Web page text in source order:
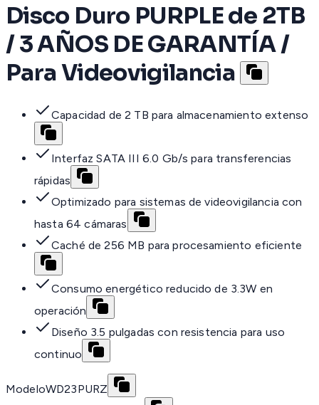
Disco Duro PURPLE de 2TB
/ 3 AÑOS DE GARANTÍA /
Para Videovigilancia
Capacidad de 2 TB para almacenamiento extenso
Interfaz SATA III 6.0 Gb/s para transferencias
rápidas
Optimizado para sistemas de videovigilancia con
hasta 64 cámaras
Caché de 256 MB para procesamiento eficiente
Consumo energético reducido de 3.3W en
operación
Diseño 3.5 pulgadas con resistencia para uso
continuo
ModeloWD23PURZ